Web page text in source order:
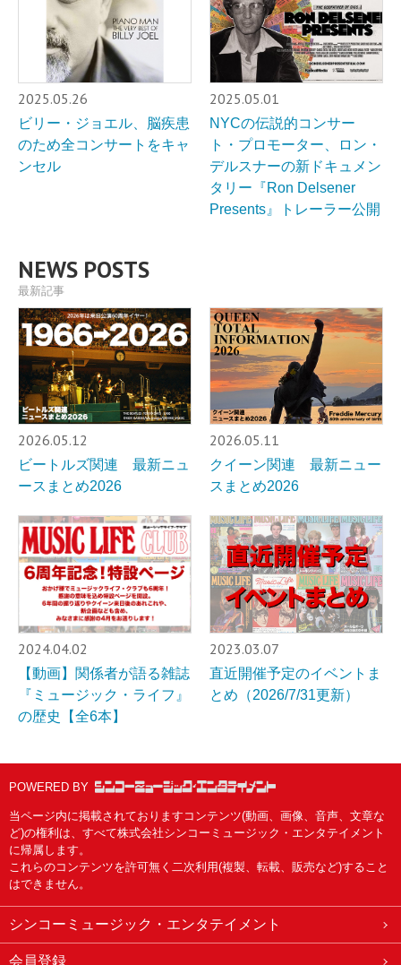
2025.05.26
ビリー・ジョエル、脳疾患
のため全コンサートをキャ
ンセル
2025.05.01
NYCの伝説的コンサー
ト・プロモーター、ロン・
デルスナーの新ドキュメン
タリー『Ron Delsener
Presents』トレーラー公開
NEWS POSTS
最新記事
2026.05.12
ビートルズ関連 最新ニュ
ースまとめ2026
2026.05.11
クイーン関連 最新ニュー
スまとめ2026
2024.04.02
【動画】関係者が語る雑誌
『ミュージック・ライフ』
の歴史【全6本】
2023.03.07
直近開催予定のイベントま
とめ（2026/7/31更新）
POWERED BY
当ページ内に掲載されておりますコンテンツ(動画、画像、音声、文章な
ど)の権利は、すべて株式会社シンコーミュージック・エンタテイメント
に帰属します。
これらのコンテンツを許可無く二次利用(複製、転載、販売など)すること
はできません。
シンコーミュージック・エンタテイメント
会員登録